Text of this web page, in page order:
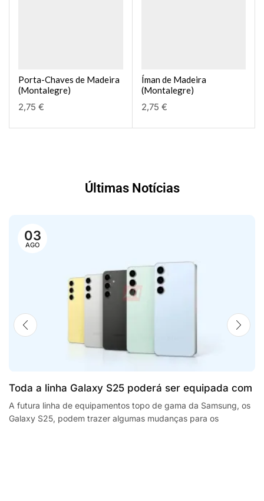
Porta-Chaves de Madeira
(Montalegre)
2,75 €
Íman de Madeira
(Montalegre)
2,75 €
Últimas Notícias
03
AGO
Toda a linha Galaxy S25 poderá ser equipada com
processadores SnapdragonSegway Ninebot E2,
F2 Plus, and MaxG2 e-scooters review
A futura linha de equipamentos topo de gama da Samsung, os
Galaxy S25, podem trazer algumas mudanças para os